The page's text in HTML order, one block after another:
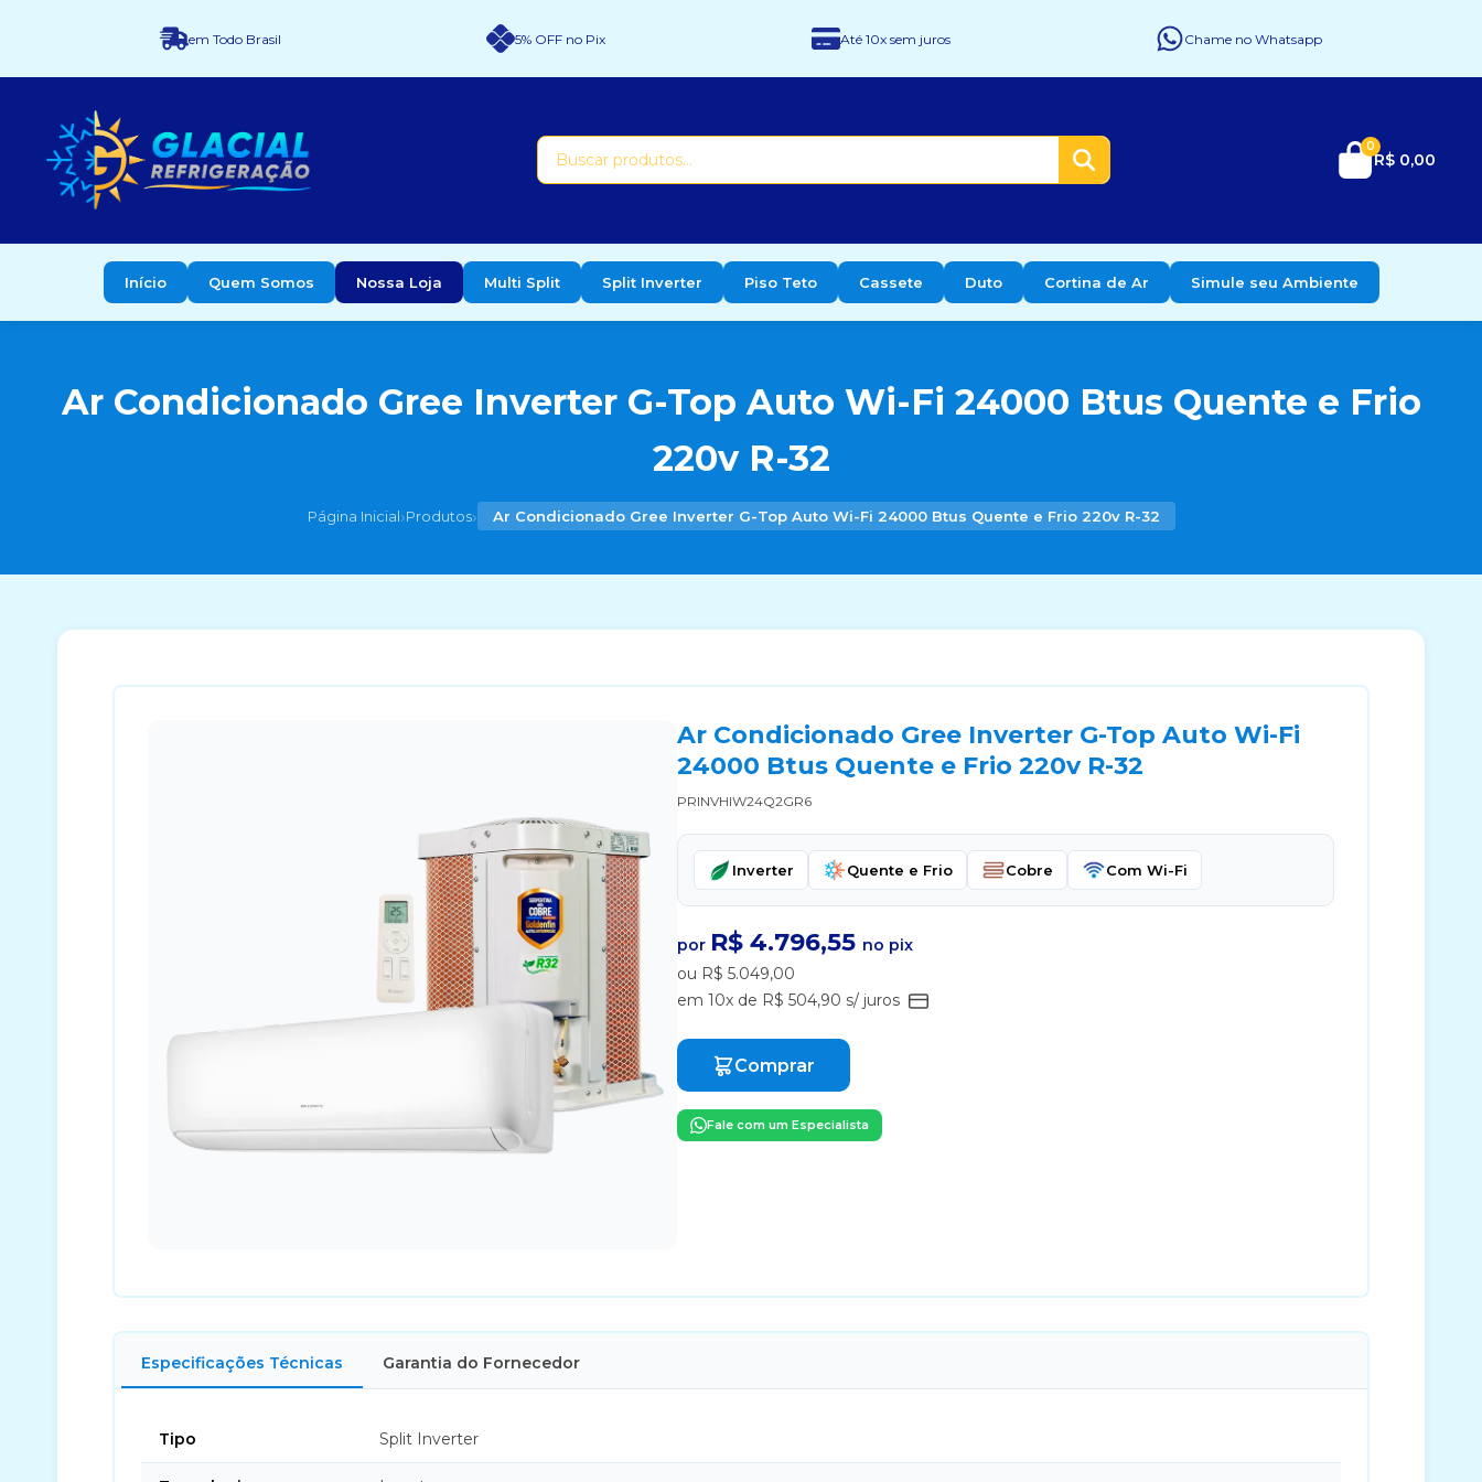
em Todo Brasil 5% OFF no Pix Até 10x sem juros Chame no Whatsapp
0
R$ 0,00
Início Quem Somos Nossa Loja Multi Split Split Inverter Piso Teto Cassete Duto Cortina de Ar Simule seu Ambiente
Ar Condicionado Gree Inverter G-Top Auto Wi-Fi 24000 Btus Quente e Frio
220v R-32
Página Inicial›Produtos› Ar Condicionado Gree Inverter G-Top Auto Wi-Fi 24000 Btus Quente e Frio 220v R-32
Ar Condicionado Gree Inverter G-Top Auto Wi-Fi
24000 Btus Quente e Frio 220v R-32
PRINVHIW24Q2GR6
Inverter Quente e Frio Cobre Com Wi-Fi
por R$ 4.796,55 no pix
ou R$ 5.049,00
em 10x de R$ 504,90 s/ juros
Comprar
Fale com um Especialista
Especificações Técnicas Garantia do Fornecedor
Tipo Split Inverter